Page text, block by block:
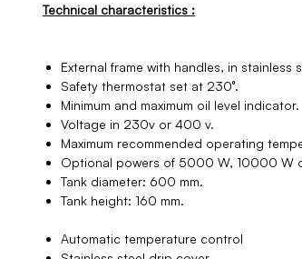
Technical characteristics :
External frame with handles, in stainless
Safety thermostat set at 230°.
Minimum and maximum oil level indicator.
Voltage in 230v or 400 v.
Maximum recommended operating
Optional powers of 5000 W, 10000 W
Tank diameter: 600 mm.
Tank height: 160 mm.
Automatic temperature control